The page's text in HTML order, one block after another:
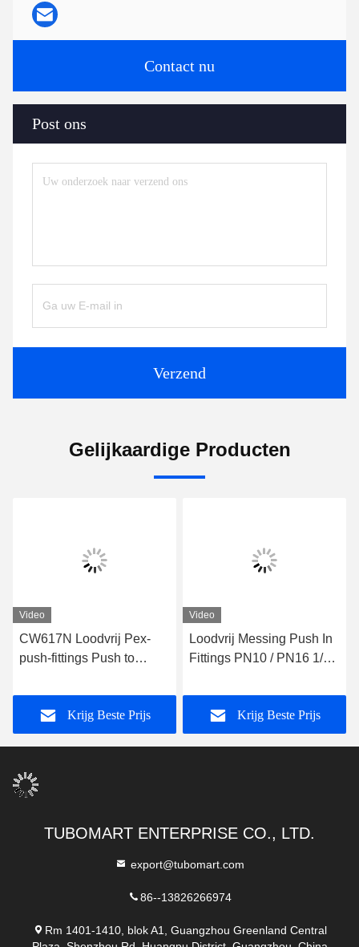
Contact nu
Post ons
Verzend
Gelijkaardige Producten
Video
CW617N Loodvrij Pex-
push-fittings Push to
pijpverbinding
Krijg Beste Prijs
Video
Loodvrij Messing Push In
Fittings PN10 / PN16 1/2
Krijg Beste Prijs
TUBOMART ENTERPRISE CO., LTD.
export@tubomart.com
86--13826266974
Rm 1401-1410, blok A1, Guangzhou Greenland Central